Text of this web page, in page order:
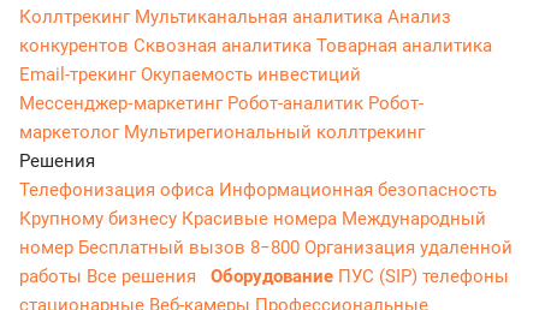
Коллтрекинг Мультиканальная аналитика Анализ
конкурентов Сквозная аналитика Товарная аналитика
Email-трекингОкупаемость инвестиций
Мессенджер‑маркетинг Робот-аналитик Робот-
маркетолог Мультирегиональный коллтрекинг
Решения
Телефонизация офиса Информационная безопасность
Крупному бизнесу Красивые номера Международный
номер Бесплатный вызов 8−800 Организация удаленной
работы Все решения Оборудование ПУС (SIP) телефоны
стационарные Веб-камеры Профессиональные